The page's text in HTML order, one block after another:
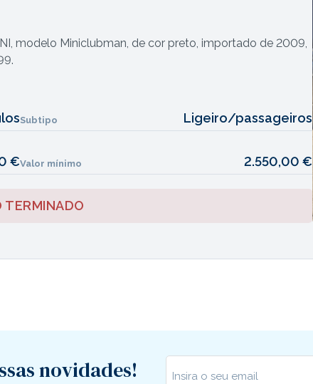
modelo Miniclubman, de cor preto, importado de 2009,
Subtipo Ligeiro/passageiros
€Valor mínimo 2.550,00 €
TERMINADO
novidades!